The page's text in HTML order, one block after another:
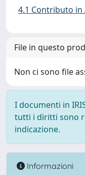
4.1 Contributo
File in questo
Non ci sono file
I documenti in
tutti i diritti sono
indicazione.
Informazioni